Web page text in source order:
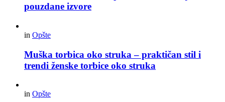
pouzdane izvore
in Opšte
Muška torbica oko struka – praktičan stil i
trendi ženske torbice oko struka
in Opšte